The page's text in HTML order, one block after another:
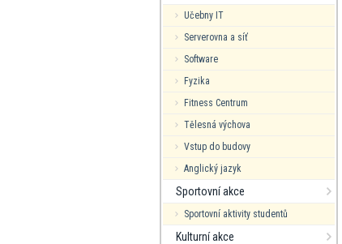
Učebny IT
Serverovna a síť
Software
Fyzika
Fitness Centrum
Tělesná výchova
Vstup do budovy
Anglický jazyk
Sportovní akce
Sportovní aktivity studentů
Kulturní akce